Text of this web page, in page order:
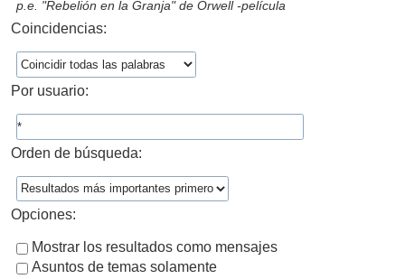
p.e. "Rebelión en la Granja" de Orwell -película
Coincidencias:
Por usuario:
Orden de búsqueda:
Opciones:
Mostrar los resultados como mensajes
Asuntos de temas solamente